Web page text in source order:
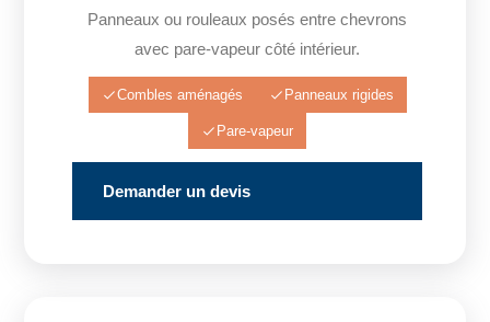
Panneaux ou rouleaux posés entre chevrons
avec pare-vapeur côté intérieur.
Combles aménagés Panneaux rigides
Pare-vapeur
Demander un devis